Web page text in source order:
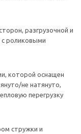
разгрузочной и
роликовыми
которой оснащен
не натянуто,
перегрузку
стружки и